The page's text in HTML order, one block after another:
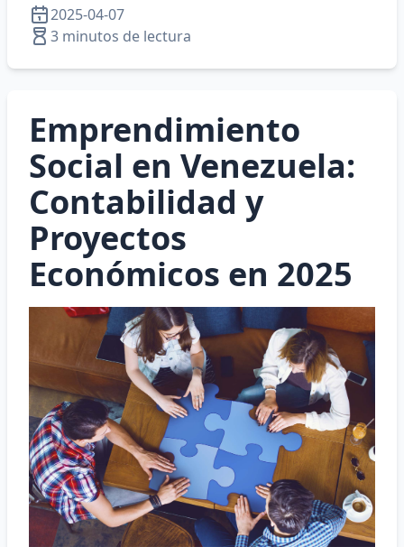
2025-04-07
3 minutos de lectura
Emprendimiento
Social en Venezuela:
Contabilidad y
Proyectos
Económicos en 2025